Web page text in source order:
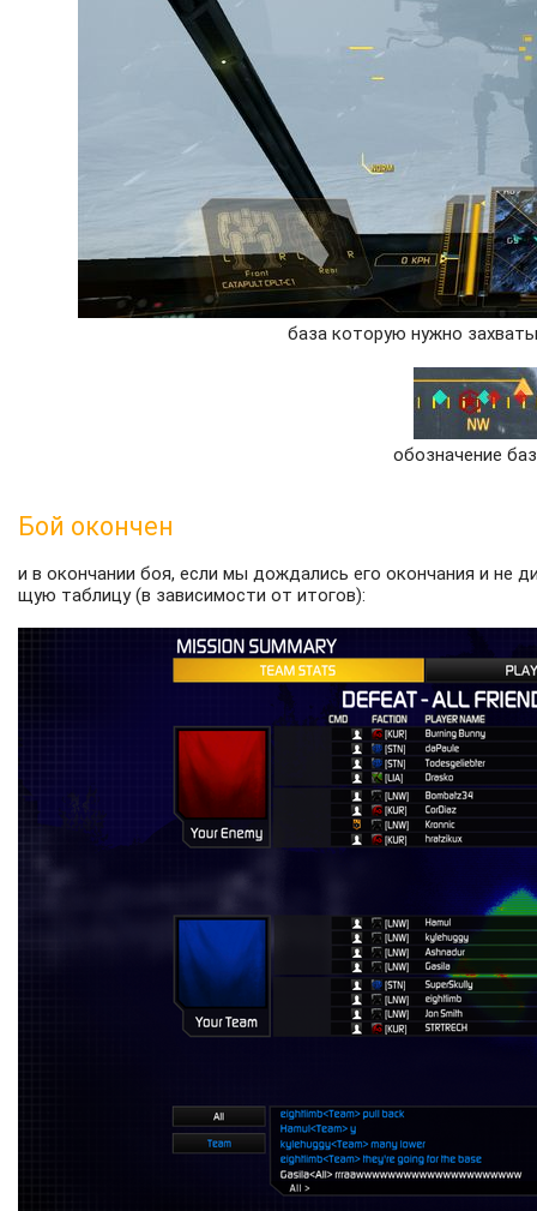
база которую нужно
обозначение
Бой окончен
и в окончании боя, если мы дождались его окончания и не
щую таблицу (в зависимости от итогов):